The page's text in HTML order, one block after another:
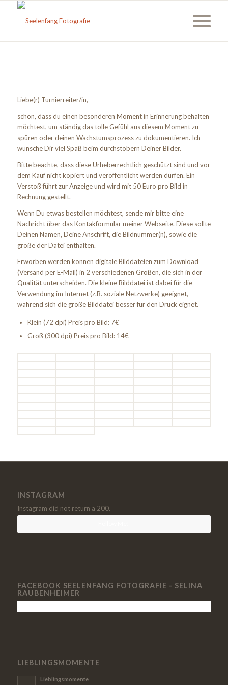
Liebe(r) Turnierreiter/in,
schön, dass du einen besonderen Moment in Erinnerung behalten
möchtest, um ständig das tolle Gefühl aus diesem Moment zu
spüren oder deinen Wachstumsprozess zu dokumentieren. Ich
wünsche Dir viel Spaß beim durchstöbern Deiner Bilder.
Bitte beachte, dass diese Urheberrechtlich geschützt sind und vor
dem Kauf nicht kopiert und veröffentlicht werden dürfen. Ein
Verstoß führt zur Anzeige und wird mit 50 Euro pro Bild in
Rechnung gestellt.
Wenn Du etwas bestellen möchtest, sende mir bitte eine
Nachricht über das Kontakformular meiner Webseite. Diese sollte
Deinen Namen, Deine Anschrift, die Bildnummer(n), sowie die
größe der Datei enthalten.
Erworben werden können digitale Bilddateien zum Download
(Versand per E-Mail) in 2 verschiedenen Größen, die sich in der
Qualität unterscheiden. Die kleine Bilddatei ist dabei für die
Verwendung im Internet (z.B. soziale Netzwerke) geeignet,
während sich die große Bilddatei besser für den Druck eignet.
Klein (72 dpi) Preis pro Bild: 7€
Groß (300 dpi) Preis pro Bild: 14€
INSTAGRAM
Instagram did not return a 200.
FACEBOOK SEELENFANG FOTOGRAFIE - SELINA
RAUBENHEIMER
LIEBLINGSMOMENTE
Lieblingsmomente